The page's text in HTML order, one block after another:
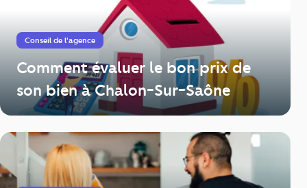
Conseil de l'agence
Comment évaluer le bon prix de
son bien à Chalon-Sur-Saône